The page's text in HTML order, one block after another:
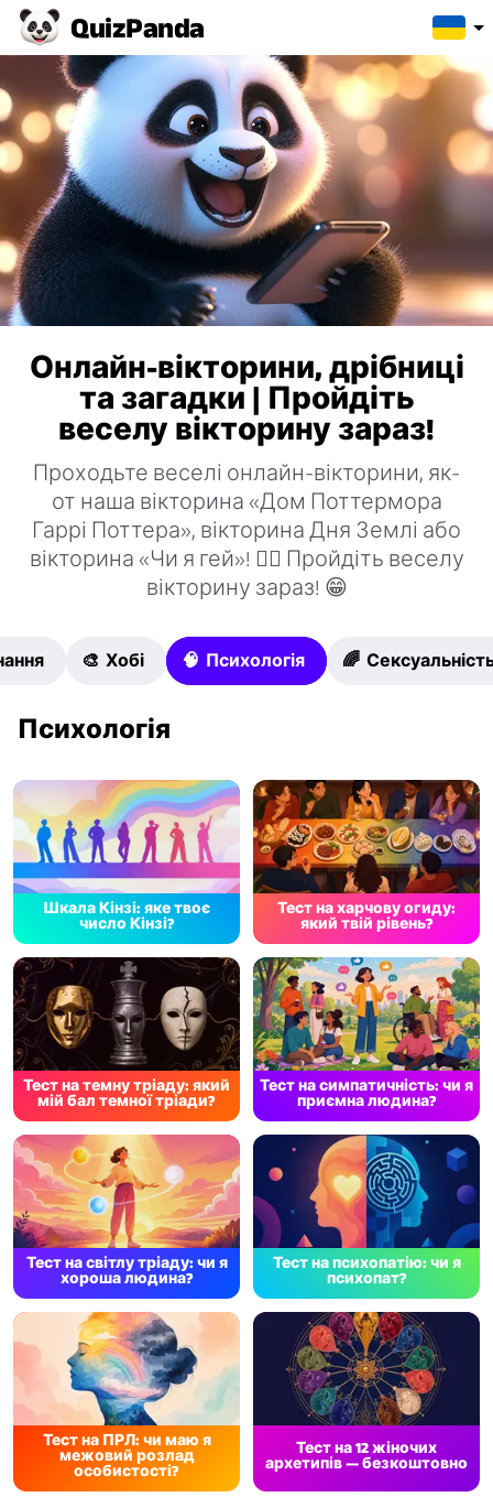
QuizPanda
Онлайн-вікторини, дрібниці
та загадки | Пройдіть
веселу вікторину зараз!
Проходьте веселі онлайн-вікторини, як-
от наша вікторина «Дом Поттермора
Гаррі Поттера», вікторина Дня Землі або
вікторина «Чи я гей»! 🏳‍🌈 Пройдіть веселу
вікторину зараз! 😁
🎨 Хобі 🧠 Психологія 🌈
Психологія
Шкала Кінзі: яке твоє
число Кінзі?
Тест на харчову огиду:
який твій рівень?
Тест на темну тріаду: який
мій бал темної тріади?
Тест на симпатичність: чи я
приємна людина?
Тест на світлу тріаду: чи я
хороша людина?
Тест на психопатію: чи я
психопат?
Тест на ПРЛ: чи маю я
межовий розлад
особистості?
Тест на 12 жіночих
архетипів — безкоштовно